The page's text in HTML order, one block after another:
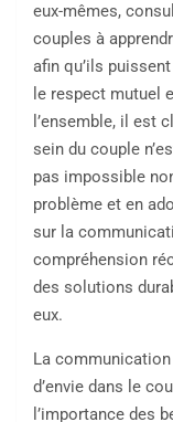
eux-mêmes,
couples à
afin qu’ils
le respect mutuel
l’ensemble, il est
sein du couple
pas impossible
problème et en
sur la
compréhension
des solutions
eux.
La
d’envie dans le
l’importance des